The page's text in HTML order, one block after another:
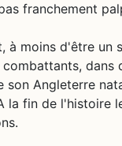
franchement
à moins d'être un
dans
son Angleterre
la fin de l'histoire